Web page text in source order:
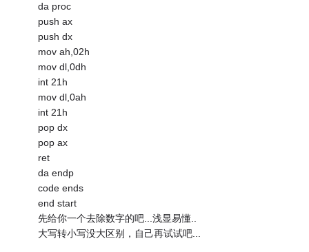
da proc
push ax
push dx
mov ah,02h
mov dl,0dh
int 21h
mov dl,0ah
int 21h
pop dx
pop ax
ret
da endp
code ends
end start
先给你一个去除数字的吧...浅显易懂..
大写转小写没大区别，自己再试试吧...